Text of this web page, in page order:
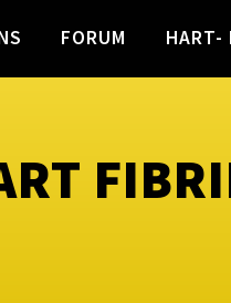
FORUM HART-